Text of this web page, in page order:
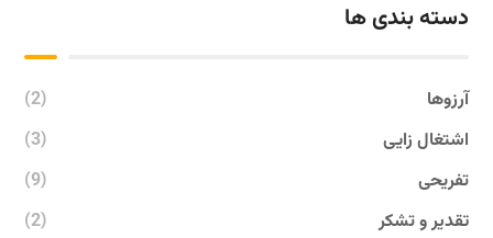
دسته بندی ها
آرزوها
(2)
اشتغال زایی
(3)
تفریحی
(9)
تقدیر و تشکر
(2)